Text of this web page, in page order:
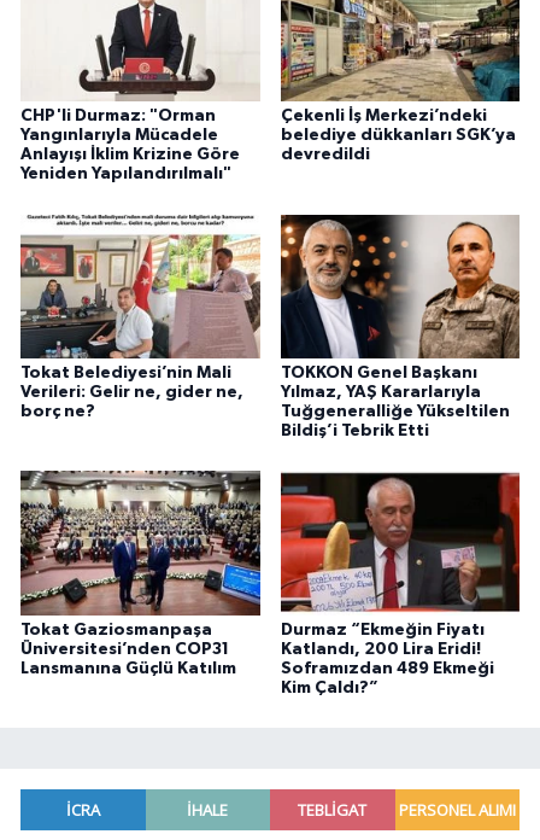
CHP'li Durmaz: "Orman
Yangınlarıyla Mücadele
Anlayışı İklim Krizine Göre
Yeniden Yapılandırılmalı"
Çekenli İş Merkezi’ndeki
belediye dükkanları SGK’ya
devredildi
Tokat Belediyesi’nin Mali
Verileri: Gelir ne, gider ne,
borç ne?
TOKKON Genel Başkanı
Yılmaz, YAŞ Kararlarıyla
Tuğgeneralliğe Yükseltilen
Bildiş’i Tebrik Etti
Tokat Gaziosmanpaşa
Üniversitesi’nden COP31
Lansmanına Güçlü Katılım
Durmaz “Ekmeğin Fiyatı
Katlandı, 200 Lira Eridi!
Soframızdan 489 Ekmeği
Kim Çaldı?”